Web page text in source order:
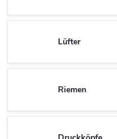
Lüfter
Riemen